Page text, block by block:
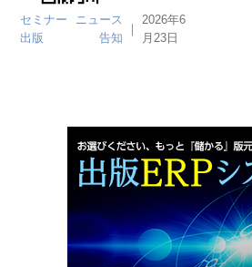
セミナー
ニュース
出版
告知
｜
2026年6
月23日